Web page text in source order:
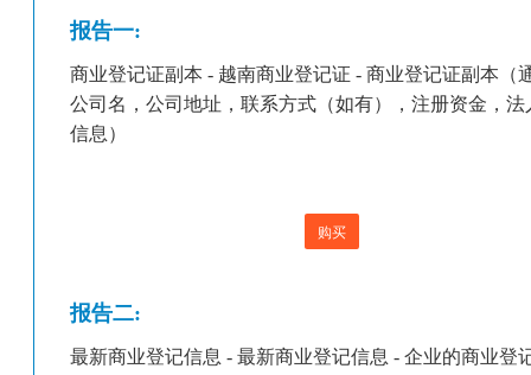
报告一:
商业登记证副本 - 越南商业登记证 - 商业登记证副本（
公司名，公司地址，联系方式（如有），注册资金，法
信息）
购买
报告二:
最新商业登记信息 - 最新商业登记信息 - 企业的商业登